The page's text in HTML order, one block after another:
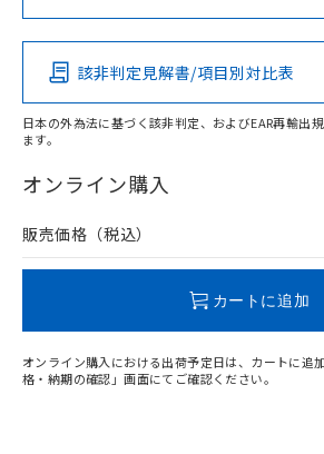
Pb Hg Cd
O
在庫等で未対応品が混在する可能性が
問い合わせください。
この製品の規格認
その他の認証はこちらのページ
該非判定見解書/項目別対比表
日本の外為法に基づく該非判定、およびEAR再輸出
ます。
オンライン購入
販売価格（税込）
カートに追加
オンライン購入における出荷予定日は、カートに追
格・納期の確認」画面にてご確認ください。